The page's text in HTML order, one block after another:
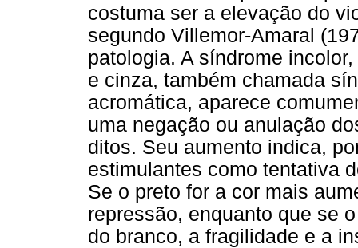
costuma ser a elevação do
segundo Villemor-Amaral
patologia. A síndrome
e cinza, também chamada
acromática, aparece
uma negação ou anulação
ditos. Seu aumento indica,
estimulantes como tentativa
Se o preto for a cor mais
repressão, enquanto que se
do branco, a fragilidade e a